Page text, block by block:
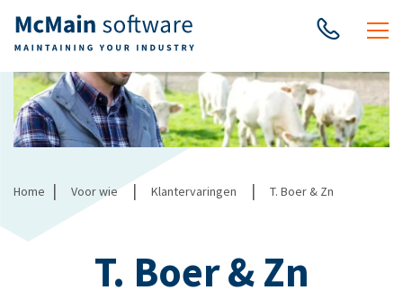
Home | Voor wie | Klantervaringen | T. Boer & Zn
T. Boer & Zn